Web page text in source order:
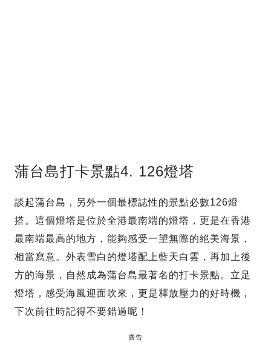
蒲台島打卡景點4. 126燈塔
談起蒲台島，另外一個最標誌性的景點必數126燈
搭。這個燈塔是位於全港最南端的燈塔，更是在香港
最南端最高的地方，能夠感受一望無際的絕美海景，
相當寫意。外表雪白的燈塔配上藍天白雲，再加上後
方的海景，自然成為蒲台島最著名的打卡景點。立足
燈塔，感受海風迎面吹來，更是釋放壓力的好時機，
下次前往時記得不要錯過呢！
廣告